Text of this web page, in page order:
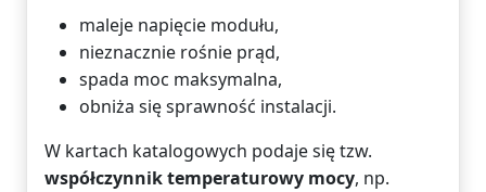
maleje napięcie modułu,
nieznacznie rośnie prąd,
spada moc maksymalna,
obniża się sprawność instalacji.
W kartach katalogowych podaje się tzw.
współczynnik temperaturowy mocy, np.